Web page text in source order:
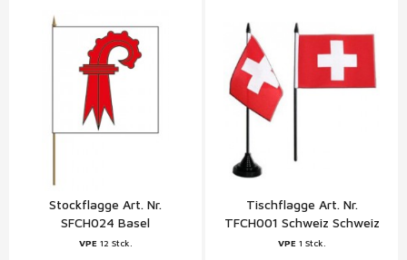
Stockflagge Art. Nr.
SFCH024 Basel
VPE 12 Stck.
Tischflagge Art. Nr.
TFCH001 Schweiz Schweiz
VPE 1 Stck.